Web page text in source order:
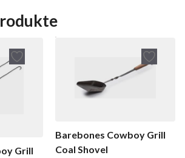
Grill
Barebones Cowboy Grill
Coal Shovel